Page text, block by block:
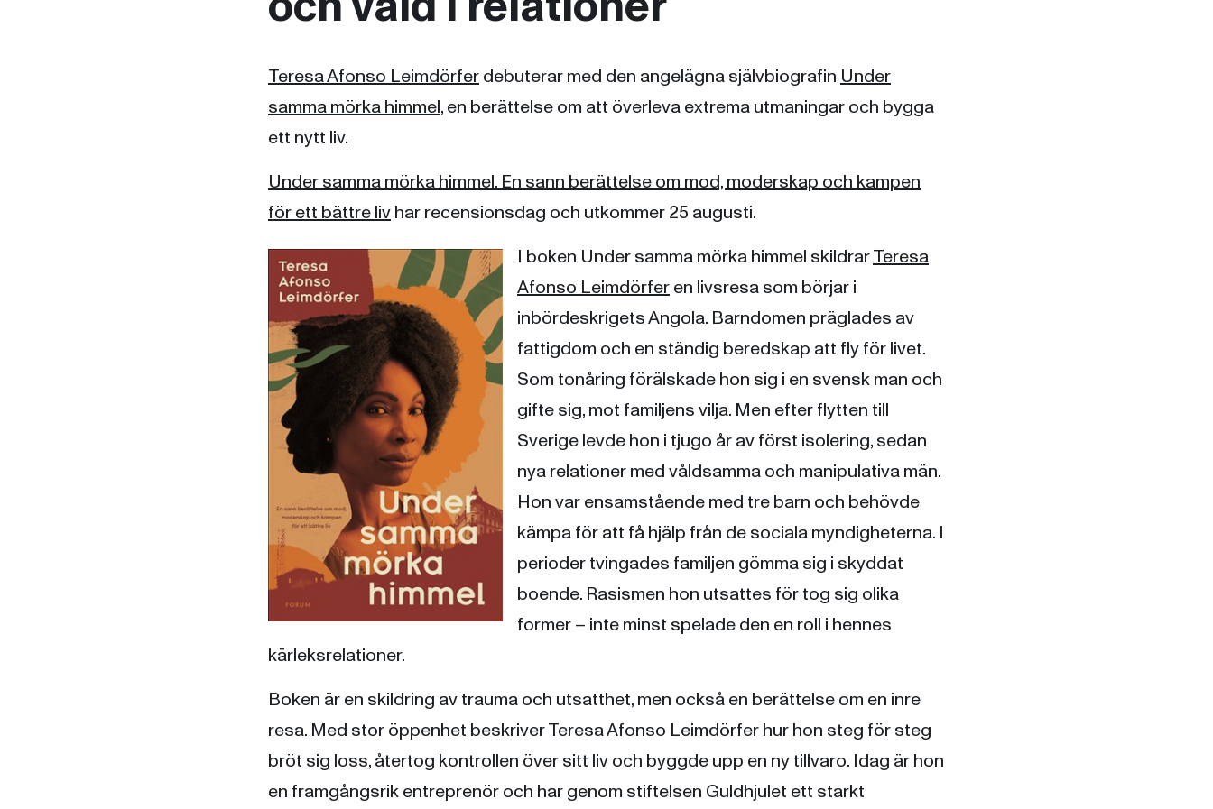
Teresa Afonso Leimdörferdebuterar med den angelägna självbiografinUnder
samma mörka himmel, en berättelse om att överleva extrema utmaningar och bygga
ett nytt liv.
Under samma mörka himmel. En sann berättelse om mod, moderskap och kampen
för ett bättre livhar recensionsdag och utkommer 25 augusti.
I boken Under samma mörka himmel skildrarTeresa
Afonso Leimdörferen livsresa som börjar i
inbördeskrigets Angola. Barndomen präglades av
fattigdom och en ständig beredskap att fly för livet.
Som tonåring förälskade hon sig i en svensk man och
gifte sig, mot familjens vilja. Men efter flytten till
Sverige levde hon i tjugo år av först isolering, sedan
nya relationer med våldsamma och manipulativa män.
Hon var ensamstående med tre barn och behövde
kämpa för att få hjälp från de sociala myndigheterna. I
perioder tvingades familjen gömma sig i skyddat
boende. Rasismen hon utsattes för tog sig olika
former – inte minst spelade den en roll i hennes
kärleksrelationer.
Boken är en skildring av trauma och utsatthet, men också en berättelse om en inre
resa. Med stor öppenhet beskriver Teresa Afonso Leimdörfer hur hon steg för steg
bröt sig loss, återtog kontrollen över sitt liv och byggde upp en ny tillvaro. Idag är hon
en framgångsrik entreprenör och har genom stiftelsen Guldhjulet ett starkt